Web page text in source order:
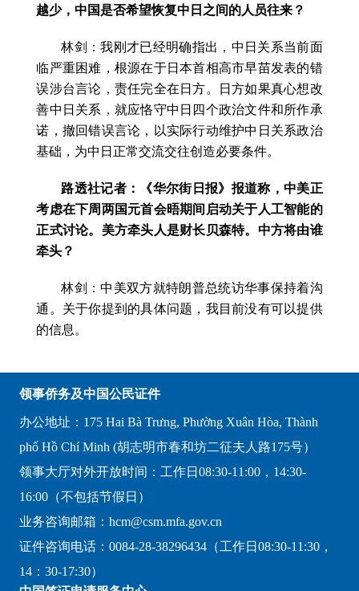
越少，中国是否希望恢复中日之间的人员往来？
林剑：我刚才已经明确指出，中日关系当前面
临严重困难，根源在于日本首相高市早苗发表的错
误涉台言论，责任完全在日方。日方如果真心想改
善中日关系，就应恪守中日四个政治文件和所作承
诺，撤回错误言论，以实际行动维护中日关系政治
基础，为中日正常交流交往创造必要条件。
路透社记者：《华尔街日报》报道称，中美正
考虑在下周两国元首会晤期间启动关于人工智能的
正式讨论。美方牵头人是财长贝森特。中方将由谁
牵头？
林剑：中美双方就特朗普总统访华事保持着沟
通。关于你提到的具体问题，我目前没有可以提供
的信息。
领事侨务及中国公民证件
办公地址：175 Hai Bà Trưng, Phường Xuân Hòa, Thành
phố Hồ Chí Minh (胡志明市春和坊二征夫人路175号）
领事大厅对外开放时间：工作日08:30-11:00，14:30-
16:00（不包括节假日）
业务咨询邮箱：hcm@csm.mfa.gov.cn
证件咨询电话：0084-28-38296434（工作日08:30-11:30，
14：30-17:30）